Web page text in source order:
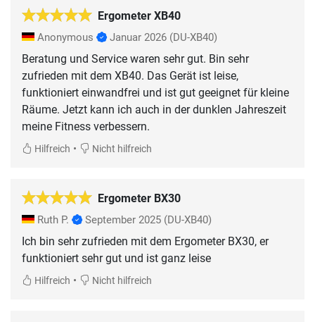
Ergometer XB40
Anonymous Januar 2026 (DU-XB40)
Beratung und Service waren sehr gut. Bin sehr
zufrieden mit dem XB40. Das Gerät ist leise,
funktioniert einwandfrei und ist gut geeignet für kleine
Räume. Jetzt kann ich auch in der dunklen Jahreszeit
meine Fitness verbessern.
Hilfreich • Nicht hilfreich
Ergometer BX30
Ruth P. September 2025 (DU-XB40)
Ich bin sehr zufrieden mit dem Ergometer BX30, er
funktioniert sehr gut und ist ganz leise
Hilfreich • Nicht hilfreich